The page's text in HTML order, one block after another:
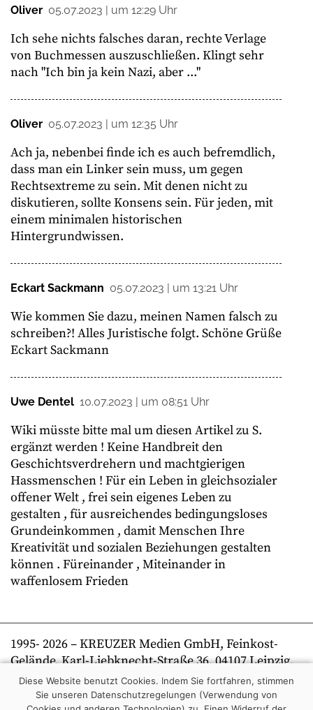
Oliver 05.07.2023 | um 12:29 Uhr
Ich sehe nichts falsches daran, rechte Verlage
von Buchmessen auszuschließen. Klingt sehr
nach "Ich bin ja kein Nazi, aber ..."
Oliver 05.07.2023 | um 12:35 Uhr
Ach ja, nebenbei finde ich es auch befremdlich,
dass man ein Linker sein muss, um gegen
Rechtsextreme zu sein. Mit denen nicht zu
diskutieren, sollte Konsens sein. Für jeden, mit
einem minimalen historischen
Hintergrundwissen.
Eckart Sackmann 05.07.2023 | um 13:21 Uhr
Wie kommen Sie dazu, meinen Namen falsch zu
schreiben?! Alles Juristische folgt. Schöne Grüße
Eckart Sackmann
Uwe Dentel 10.07.2023 | um 08:51 Uhr
Wiki müsste bitte mal um diesen Artikel zu S.
ergänzt werden ! Keine Handbreit den
Geschichtsverdrehern und machtgierigen
Hassmenschen ! Für ein Leben in gleichsozialer
offener Welt , frei sein eigenes Leben zu
gestalten , für ausreichendes bedingungsloses
Grundeinkommen , damit Menschen Ihre
Kreativität und sozialen Beziehungen gestalten
können . Füreinander , Miteinander in
waffenlosem Frieden
1995- 2026– KREUZER Medien GmbH, Feinkost-
Gelände, Karl-Liebknecht-Straße 36, 04107 Leipzig,
Telefon +49 341 269 80 0 | kreuzer online
Diese Website benutzt Cookies. Indem Sie fortfahren, stimmen
Sie unseren Datenschutzregelungen (Verwendung von